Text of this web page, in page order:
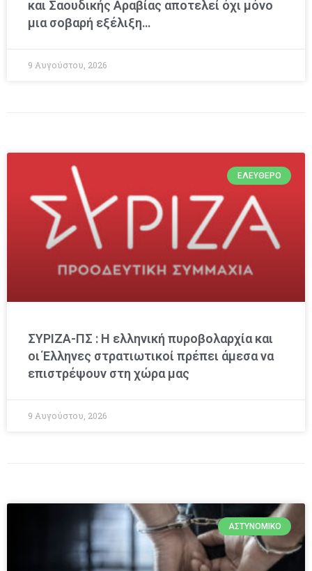
και Σαουδικής Αραβίας αποτελεί όχι μόνο
μια σοβαρή εξέλιξη…
9 Αυγούστου, 2026
ΕΛΕΎΘΕΡΟ
ΣΥΡΙΖΑ-ΠΣ : Η ελληνική πυροβολαρχία και
οι Έλληνες στρατιωτικοί πρέπει άμεσα να
επιστρέψουν στη χώρα μας
9 Αυγούστου, 2026
ΑΣΤΥΝΟΜΙΚΌ